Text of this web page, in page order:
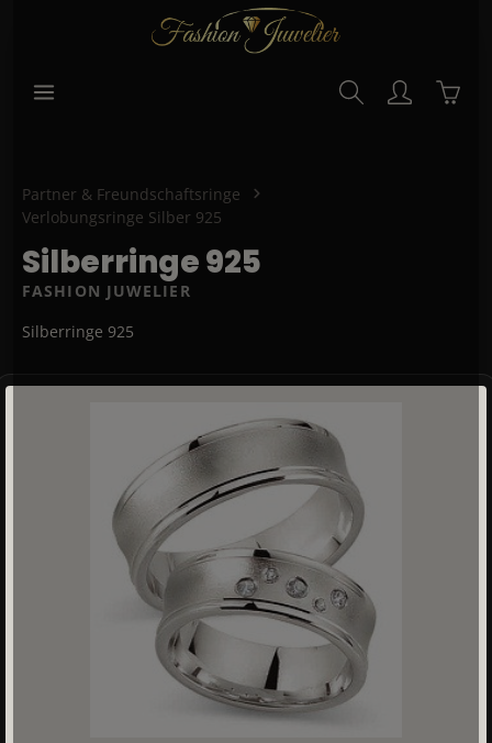
Partner & Freundschaftsringe
Verlobungsringe Silber 925
Silberringe 925
FASHION JUWELIER
Silberringe 925
Bildergalerie überspringen